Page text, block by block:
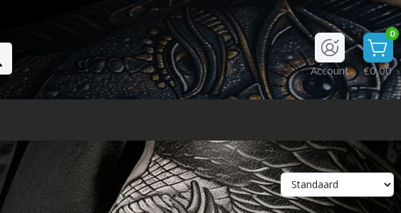
0
€0,00
Account